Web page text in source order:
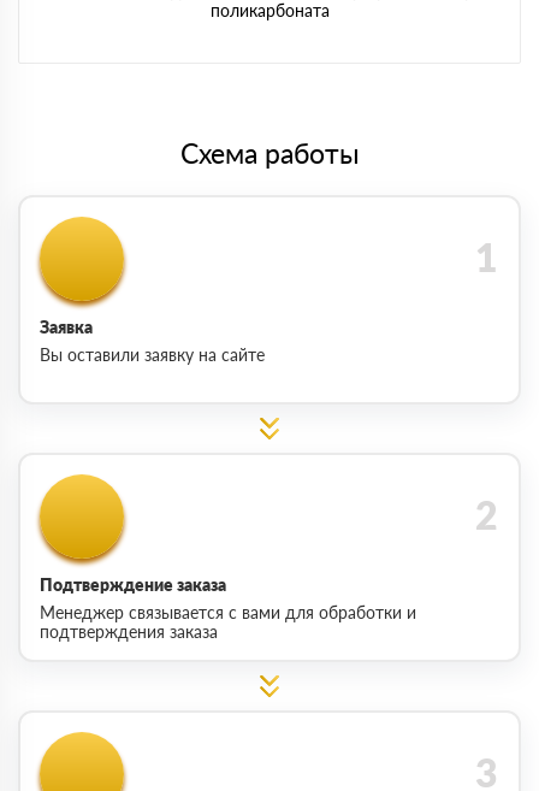
поликарбоната
Схема работы
Заявка
Вы оставили заявку на сайте
Подтверждение заказа
Менеджер связывается с вами для обработки и
подтверждения заказа